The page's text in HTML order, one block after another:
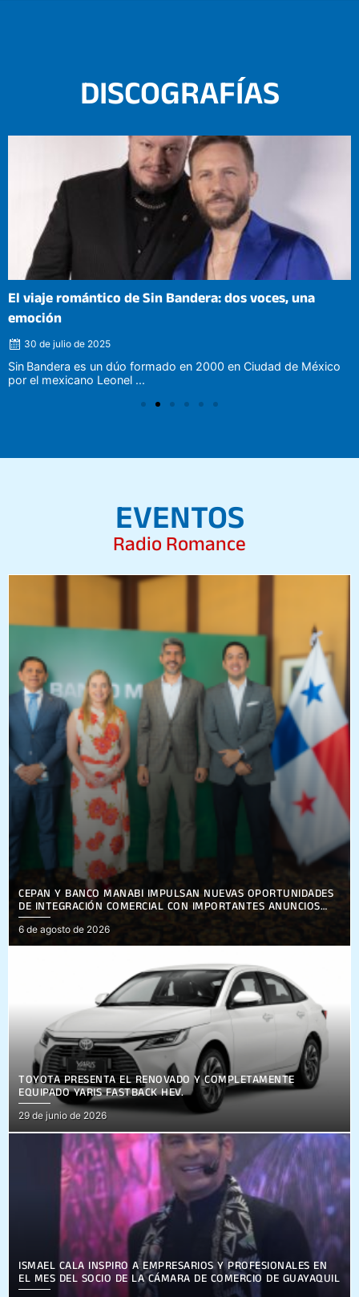
DISCOGRAFÍAS
El viaje romántico de Sin Bandera: dos voces, una
emoción
30 de julio de 2025
Sin Bandera es un dúo formado en 2000 en Ciudad de México
por el mexicano Leonel ...
EVENTOS
Radio Romance
CEPAN Y BANCO MANABÍ IMPULSAN NUEVAS OPORTUNIDADES
DE INTEGRACIÓN COMERCIAL CON IMPORTANTES ANUNCIOS
PARA EL SECTOR EMPRESARIAL
Posted
on
6 de agosto de 2026
TOYOTA PRESENTA EL RENOVADO Y COMPLETAMENTE
EQUIPADO YARIS FASTBACK HEV.
Posted
on
29 de junio de 2026
ISMAEL CALA INSPIRÓ A EMPRESARIOS Y PROFESIONALES EN
EL MES DEL SOCIO DE LA CÁMARA DE COMERCIO DE GUAYAQUIL